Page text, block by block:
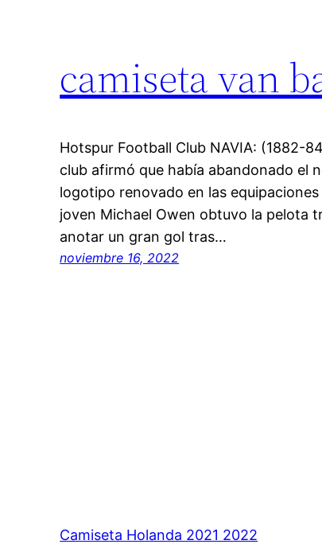
camiseta van
Hotspur Football Club NAVIA: (1882-
club afirmó que había abandonado el
logotipo renovado en las
joven Michael Owen obtuvo la pelota
anotar un gran gol tras…
noviembre 16, 2022
Camiseta Holanda 2021 2022